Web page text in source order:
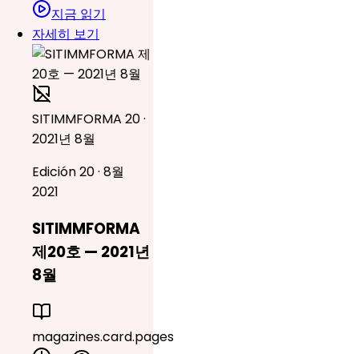
지금 읽기
자세히 보기
SITIMMFORMA 20 ·
2021년 8월
Edición 20 · 8월
2021
SITIMMFORMA
제20호 — 2021년
8월
magazines.card.pages